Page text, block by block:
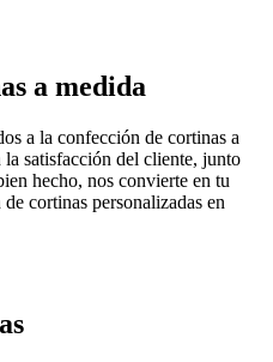
a medida
a la confección de cortinas a
satisfacción del cliente, junto
hecho, nos convierte en tu
cortinas personalizadas en